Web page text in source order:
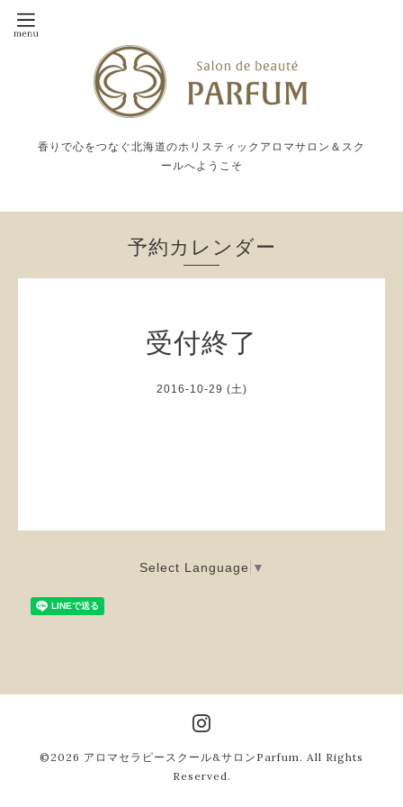
香りで心をつなぐ北海道のホリスティックアロマサロン＆スク
ールへようこそ
予約カレンダー
受付終了
2016-10-29 (土)
Select Language ▼
©2026 アロマセラピースクール&サロンParfum . All Rights
Reserved.